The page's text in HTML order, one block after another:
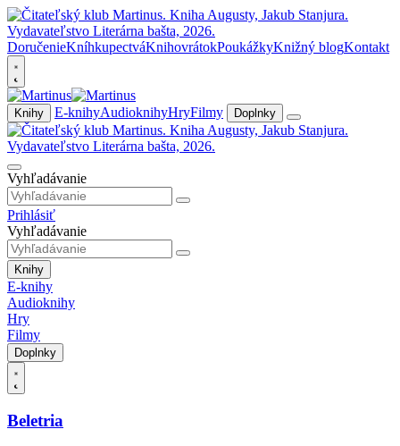
DoručenieKníhkupectváKnihovrátokPoukážkyKnižný blogKontakt
Knihy E-knihyAudioknihyHryFilmy Doplnky
Vyhľadávanie
Prihlásiť
Vyhľadávanie
Knihy
E-knihy
Audioknihy
Hry
Filmy
Doplnky
Beletria